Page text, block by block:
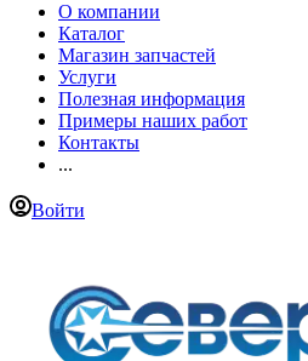
О компании
Каталог
Магазин запчастей
Услуги
Полезная информация
Примеры наших работ
Контакты
...
Войти